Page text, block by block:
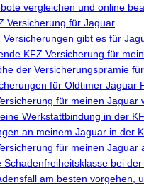
vergleichen und online
Versicherung für Jaguar
Versicherungen gibt es für
KFZ Versicherung für
der Versicherungsprämie
für Oldtimer Jaguar
für meinen
Werkstattbindung in der
an meinem Jaguar in der
für meinen
Schadenfreiheitsklasse bei
am besten vorgehen,